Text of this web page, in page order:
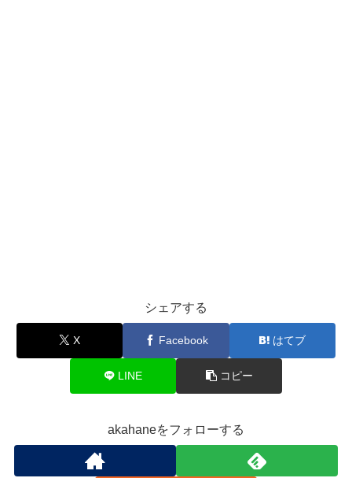
シェアする
X Facebook はてブ
LINE コピー
akahaneをフォローする